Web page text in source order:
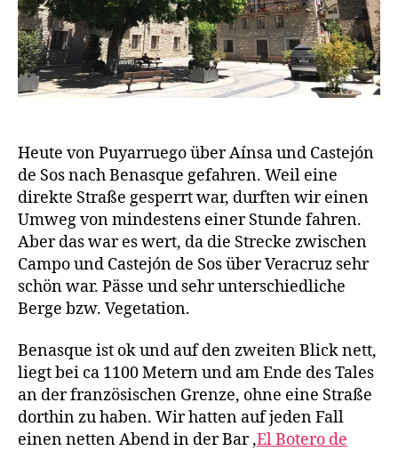
Heute von Puyarruego über Aínsa und Castejón
de Sos nach Benasque gefahren. Weil eine
direkte Straße gesperrt war, durften wir einen
Umweg von mindestens einer Stunde fahren.
Aber das war es wert, da die Strecke zwischen
Campo und Castejón de Sos über Veracruz sehr
schön war. Pässe und sehr unterschiedliche
Berge bzw. Vegetation.
Benasque ist ok und auf den zweiten Blick nett,
liegt bei ca 1100 Metern und am Ende des Tales
an der französischen Grenze, ohne eine Straße
dorthin zu haben. Wir hatten auf jeden Fall
einen netten Abend in der Bar ‚El Botero de